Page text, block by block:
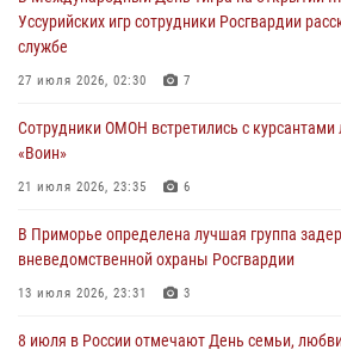
28 июля 2026, 05:39
В Международный День тигра на открытии III
службе
разрешительной работы Росгвардии
сдать оружие за вознаграждение
23 июля 2026, 22:45
Уссурийских игр сотрудники Росгвардии
службе
27 июля 2026, 02:30 7
Сотрудники ОМОН встретились с
«Воин»
21 июля 2026, 23:35 6
В Приморье определена лучшая группа
вневедомственной охраны Росгвардии
13 июля 2026, 23:31 3
8 июля в России отмечают День семьи,